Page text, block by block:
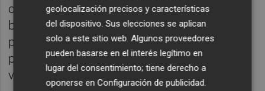
creació d’un gran banc europeu de la
biodiversitat,Lifewatch, unbig dataque
pretén convertir-se en un referent mundial
per a poder fer un diagnòstic de l’estat de la
vida al planeta.
geolocalización precisos y características
del dispositivo. Sus elecciones se aplican
solo a este sitio web. Algunos proveedores
pueden basarse en el interés legítimo en
lugar del consentimiento; tiene derecho a
oponerse enConfiguración de publicidad